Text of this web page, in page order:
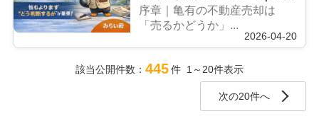
べきか迷っている人が最初に
読む記事
序章｜亀有の不動産売却は
「売るかどうか」...
2026-04-20
該当公開件数： 445件 1～20件表示
次の20件へ